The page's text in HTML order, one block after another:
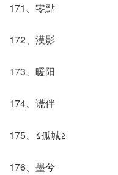
171、零點
172、漠影
173、暖阳
174、谎伴
175、≤孤城≥
176、墨兮